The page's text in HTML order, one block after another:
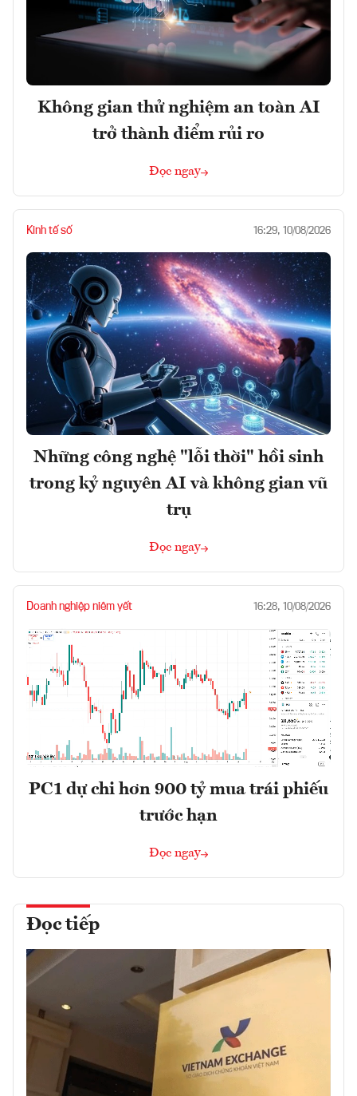
Không gian thử nghiệm an toàn AI
trở thành điểm rủi ro
Đọc ngay
Kinh tế số 16:29, 10/08/2026
Những công nghệ "lỗi thời" hồi sinh
trong kỷ nguyên AI và không gian vũ
trụ
Đọc ngay
Doanh nghiệp niêm yết 16:28, 10/08/2026
PC1 dự chi hơn 900 tỷ mua trái phiếu
trước hạn
Đọc ngay
Đọc tiếp